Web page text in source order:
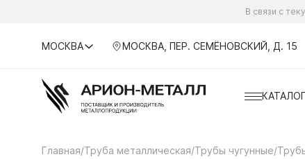
В связи с
МОСКВА МОСКВА, ПЕР. СЕМЁНОВСКИЙ, Д. 15
КАТАЛОГ
Главная/Труба металлическая/Трубы чугунные/